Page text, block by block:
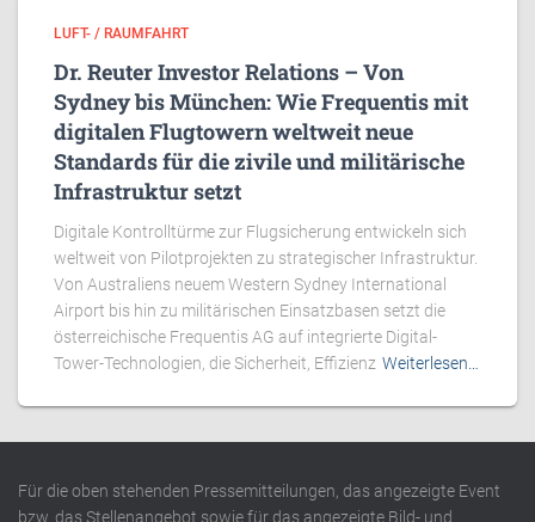
LUFT- / RAUMFAHRT
Dr. Reuter Investor Relations – Von
Sydney bis München: Wie Frequentis mit
digitalen Flugtowern weltweit neue
Standards für die zivile und militärische
Infrastruktur setzt
Digitale Kontrolltürme zur Flugsicherung entwickeln sich
weltweit von Pilotprojekten zu strategischer Infrastruktur.
Von Australiens neuem Western Sydney International
Airport bis hin zu militärischen Einsatzbasen setzt die
österreichische Frequentis AG auf integrierte Digital-
Tower-Technologien, die Sicherheit, Effizienz Weiterlesen…
Für die oben stehenden Pressemitteilungen, das angezeigte Event
bzw. das Stellenangebot sowie für das angezeigte Bild- und